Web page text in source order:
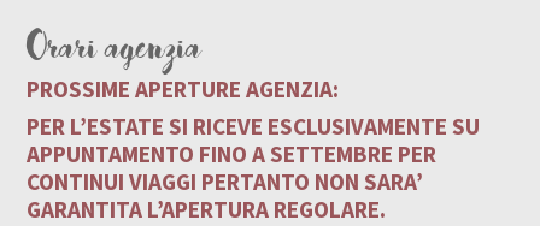
Orari agenzia
PROSSIME APERTURE AGENZIA:
PER L’ESTATE SI RICEVE ESCLUSIVAMENTE SU
APPUNTAMENTO FINO A SETTEMBRE PER
CONTINUI VIAGGI PERTANTO NON SARA’
GARANTITA L’APERTURA REGOLARE.